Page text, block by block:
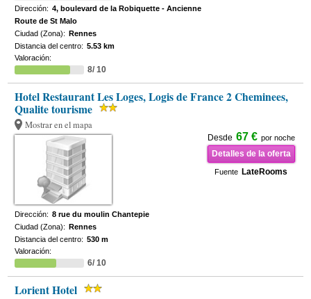
Dirección: 4, boulevard de la Robiquette - Ancienne
Route de St Malo
Ciudad (Zona): Rennes
Distancia del centro: 5.53 km
Valoración:
8/ 10
Hotel Restaurant Les Loges, Logis de France 2 Cheminees,
Qualite tourisme
Mostrar en el mapa
Desde 67 € por noche
Detalles de la oferta
Fuente LateRooms
Dirección: 8 rue du moulin Chantepie
Ciudad (Zona): Rennes
Distancia del centro: 530 m
Valoración:
6/ 10
Lorient Hotel